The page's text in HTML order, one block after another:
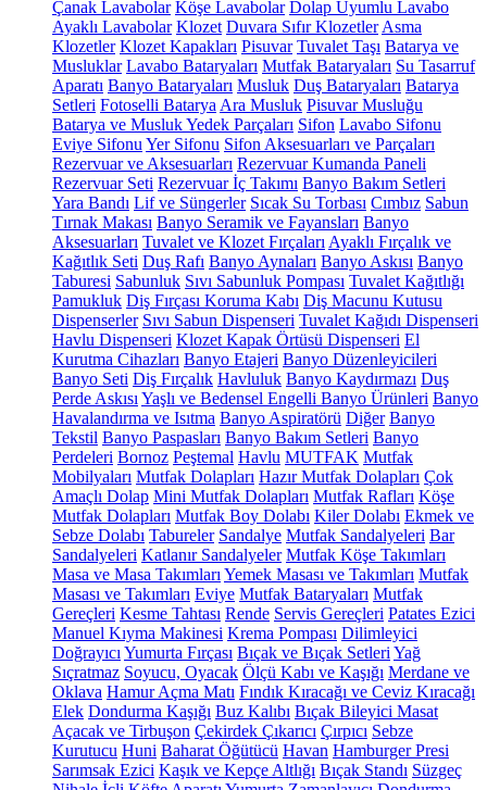
Çanak Lavabolar Köşe Lavabolar Dolap Uyumlu Lavabo
Ayaklı Lavabolar Klozet Duvara Sıfır Klozetler Asma
Klozetler Klozet Kapakları Pisuvar Tuvalet Taşı Batarya ve
Musluklar Lavabo Bataryaları Mutfak Bataryaları Su Tasarruf
Aparatı Banyo Bataryaları Musluk Duş Bataryaları Batarya
Setleri Fotoselli Batarya Ara Musluk Pisuvar Musluğu
Batarya ve Musluk Yedek Parçaları Sifon Lavabo Sifonu
Eviye Sifonu Yer Sifonu Sifon Aksesuarları ve Parçaları
Rezervuar ve Aksesuarları Rezervuar Kumanda Paneli
Rezervuar Seti Rezervuar İç Takımı Banyo Bakım Setleri
Yara Bandı Lif ve Süngerler Sıcak Su Torbası Cımbız Sabun
Tırnak Makası Banyo Seramik ve Fayansları Banyo
Aksesuarları Tuvalet ve Klozet Fırçaları Ayaklı Fırçalık ve
Kağıtlık Seti Duş Rafı Banyo Aynaları Banyo Askısı Banyo
Taburesi Sabunluk Sıvı Sabunluk Pompası Tuvalet Kağıtlığı
Pamukluk Diş Fırçası Koruma Kabı Diş Macunu Kutusu
Dispenserler Sıvı Sabun Dispenseri Tuvalet Kağıdı Dispenseri
Havlu Dispenseri Klozet Kapak Örtüsü Dispenseri El
Kurutma Cihazları Banyo Etajeri Banyo Düzenleyicileri
Banyo Seti Diş Fırçalık Havluluk Banyo Kaydırmazı Duş
Perde Askısı Yaşlı ve Bedensel Engelli Banyo Ürünleri Banyo
Havalandırma ve Isıtma Banyo Aspiratörü Diğer Banyo
Tekstil Banyo Paspasları Banyo Bakım Setleri Banyo
Perdeleri Bornoz Peştemal Havlu MUTFAK Mutfak
Mobilyaları Mutfak Dolapları Hazır Mutfak Dolapları Çok
Amaçlı Dolap Mini Mutfak Dolapları Mutfak Rafları Köşe
Mutfak Dolapları Mutfak Boy Dolabı Kiler Dolabı Ekmek ve
Sebze Dolabı Tabureler Sandalye Mutfak Sandalyeleri Bar
Sandalyeleri Katlanır Sandalyeler Mutfak Köşe Takımları
Masa ve Masa Takımları Yemek Masası ve Takımları Mutfak
Masası ve Takımları Eviye Mutfak Bataryaları Mutfak
Gereçleri Kesme Tahtası Rende Servis Gereçleri Patates Ezici
Manuel Kıyma Makinesi Krema Pompası Dilimleyici
Doğrayıcı Yumurta Fırçası Bıçak ve Bıçak Setleri Yağ
Sıçratmaz Soyucu, Oyacak Ölçü Kabı ve Kaşığı Merdane ve
Oklava Hamur Açma Matı Fındık Kıracağı ve Ceviz Kıracağı
Elek Dondurma Kaşığı Buz Kalıbı Bıçak Bileyici Masat
Açacak ve Tirbuşon Çekirdek Çıkarıcı Çırpıcı Sebze
Kurutucu Huni Baharat Öğütücü Havan Hamburger Presi
Sarımsak Ezici Kaşık ve Kepçe Altlığı Bıçak Standı Süzgeç